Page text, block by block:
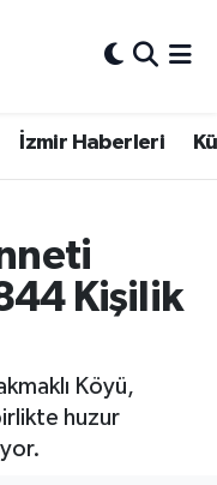
İzmir Haberleri
Kişilik
Köyü,
huzur